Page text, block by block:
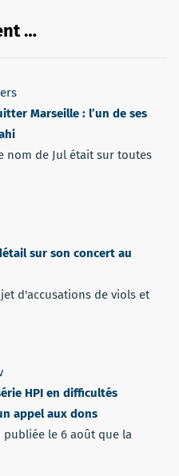
…
Marseille : l’un de ses
nom de Jul était sur toutes
sur son concert au
d'accusations de viols et
HPI en difficultés
appel aux dons
publiée le 6 août que la